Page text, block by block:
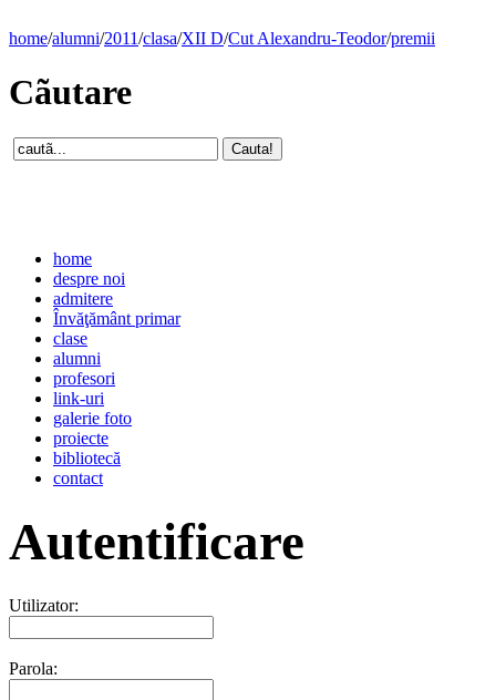
home/alumni/2011/clasa/XII D/Cut Alexandru-Teodor/premii
Cãutare
home
despre noi
admitere
Învăţământ primar
clase
alumni
profesori
link-uri
galerie foto
proiecte
bibliotecă
contact
Autentificare
Utilizator:
Parola: